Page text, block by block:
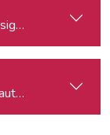
für Instagram,